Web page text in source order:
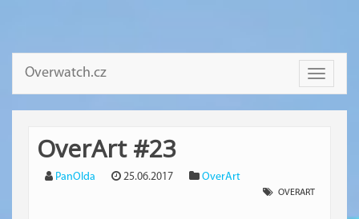
Toggle
Overwatch.cz
OverArt #23
PanOlda 25.06.2017 OverArt
OVERART